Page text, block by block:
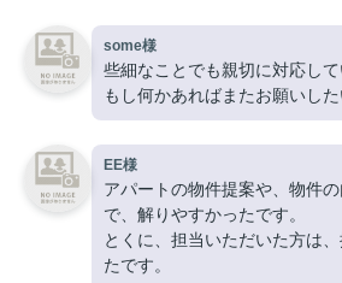
some様
些細なことでも親切に対応して
もし何かあればまたお願いした
EE様
アパートの物件提案や、物件
で、解りやすかったです。
とくに、担当いただいた方は
たです。